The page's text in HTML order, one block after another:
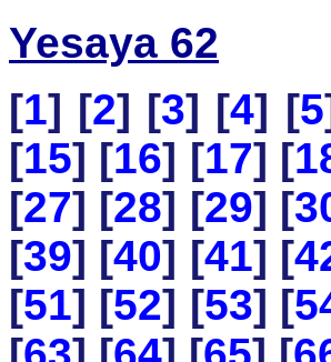
Yesaya 62
[1] [2] [3] [4] [5
[15] [16] [17] [
[27] [28] [29] [
[39] [40] [41] [
[51] [52] [53] [